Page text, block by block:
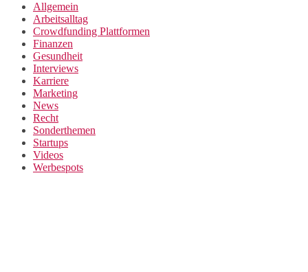
Allgemein
Arbeitsalltag
Crowdfunding Plattformen
Finanzen
Gesundheit
Interviews
Karriere
Marketing
News
Recht
Sonderthemen
Startups
Videos
Werbespots